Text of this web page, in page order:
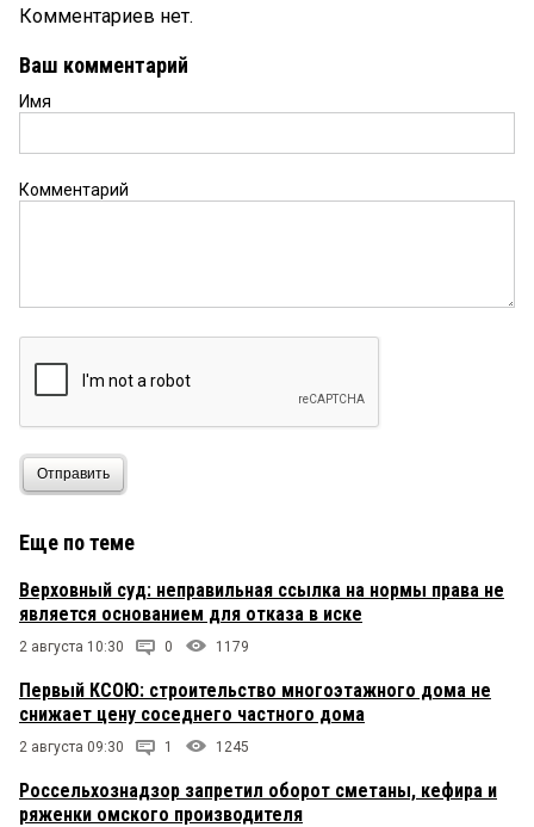
Комментариев нет.
Ваш комментарий
Имя
Комментарий
Отправить
Еще по теме
Верховный суд: неправильная ссылка на нормы права не
является основанием для отказа в иске
2 августа 10:30 0 1179
Первый КСОЮ: строительство многоэтажного дома не
снижает цену соседнего частного дома
2 августа 09:30 1 1245
Россельхознадзор запретил оборот сметаны, кефира и
ряженки омского производителя